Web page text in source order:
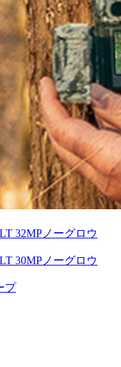
32MPノーグロウ
30MPノーグロウ
プ